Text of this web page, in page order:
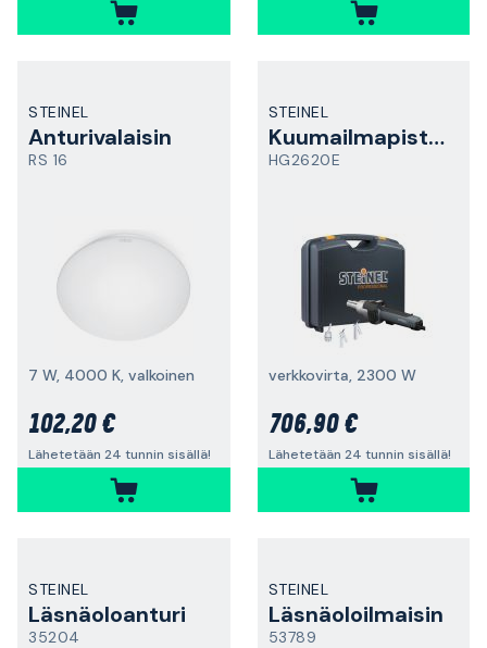
STEINEL
Anturivalaisin
RS 16
7 W, 4000 K, valkoinen
102,20 €
Lähetetään 24 tunnin sisällä!
STEINEL
Kuumailmapistooli
HG2620E
verkkovirta, 2300 W
706,90 €
Lähetetään 24 tunnin sisällä!
STEINEL
Läsnäoloanturi
35204
STEINEL
Läsnäoloilmaisin
53789